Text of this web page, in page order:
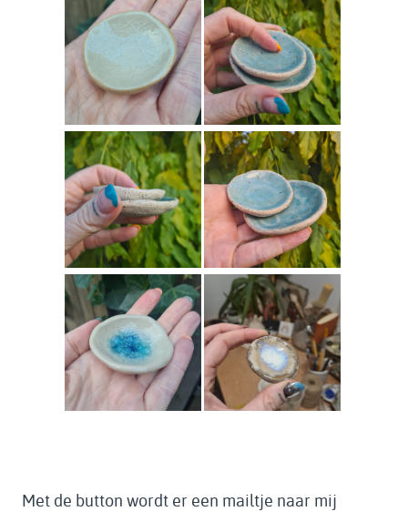
Met de button wordt er een mailtje naar mij